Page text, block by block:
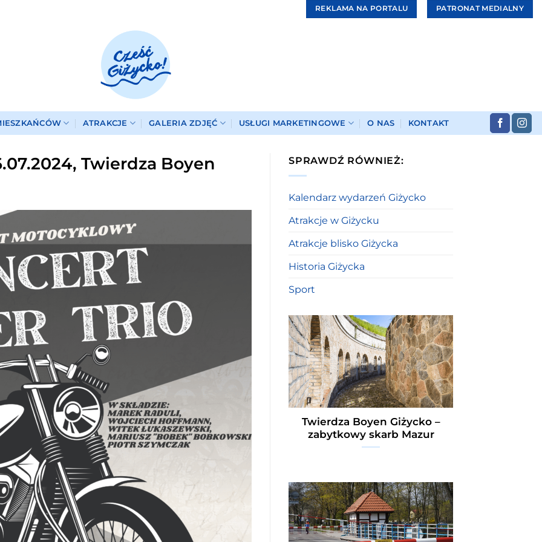
REKLAMA NA PORTALU PATRONAT MEDIALNY
ATRAKCJE GALERIA ZDJĘĆ USŁUGI MARKETINGOWE O NAS KONTAKT
Twierdza Boyen SPRAWDŹ RÓWNIEŻ:
Kalendarz wydarzeń Giżycko
Atrakcje w Giżycku
Atrakcje blisko Giżycka
Historia Giżycka
Sport
Twierdza Boyen Giżycko –
zabytkowy skarb Mazur